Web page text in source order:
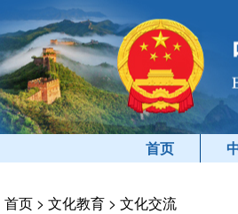
首页
首页 > 文化教育 > 文化交流